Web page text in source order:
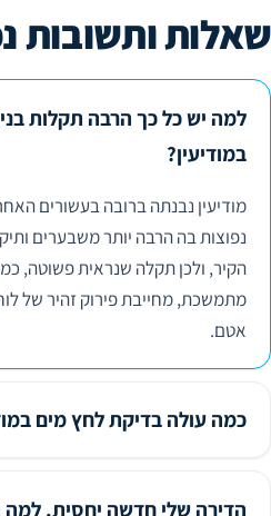
שאלות ותשובות
למה יש כל כך הרבה תקלות
במודיעין?
מודיעין נבנתה ברובה בעשורים
נפוצות בה הרבה יותר משבערים
הקיר, ולכן תקלה שנראית פשוטה,
מתמשכת, מחייבת פירוק זהיר של
אטם.
כמה עולה בדיקת לחץ מים
הדירה שלי חדשה יחסית. למה